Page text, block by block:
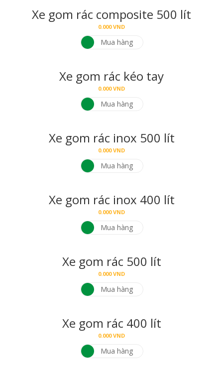
Xe gom rác composite 500 lít
0.000VND
Mua hàng
Xe gom rác kéo tay
0.000VND
Mua hàng
Xe gom rác inox 500 lít
0.000VND
Mua hàng
Xe gom rác inox 400 lít
0.000VND
Mua hàng
Xe gom rác 500 lít
0.000VND
Mua hàng
Xe gom rác 400 lít
0.000VND
Mua hàng